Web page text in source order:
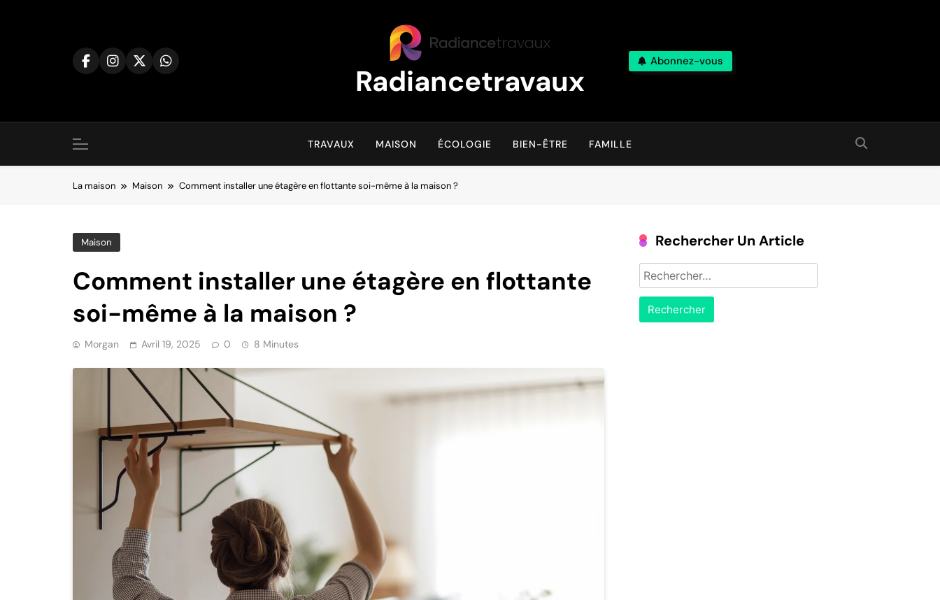
Radiancetravaux
Abonnez-vous
TRAVAUX MAISON ÉCOLOGIE BIEN-ÊTRE FAMILLE
La maison Maison Comment installer une étagère en flottante soi-même à la maison ?
Maison
Comment installer une étagère en flottante
soi-même à la maison ?
Morgan Avril 19, 2025 0 8 Minutes
Rechercher Un Article
Rechercher :